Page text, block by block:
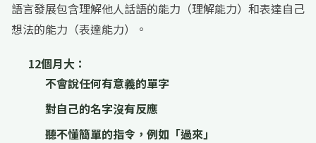
語言發展包含理解他人話語的能力（理解能力）和表達自己
想法的能力（表達能力）。
12個月大：
不會說任何有意義的單字
對自己的名字沒有反應
聽不懂簡單的指令，例如「過來」